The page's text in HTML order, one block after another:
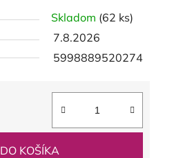
Skladom (62 ks)
7.8.2026
5998889520274
DO KOŠÍKA